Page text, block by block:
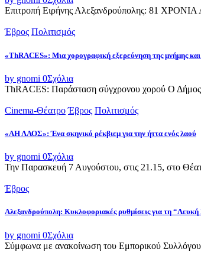
Επιτροπή Ειρήνης Αλεξανδρούπολης: 81
Έβρος Πολιτισμός
«ThRACES»: Μια χορογραφική εξερεύνηση της μνήμης
by gnomi 0Σχόλια
ThRACES: Παράσταση σύγχρονου χορού Ο Δήμος
Cinema-Θέατρο Έβρος Πολιτισμός
«ΑΗ ΛΑΟΣ»: Ένα σκηνικό ρέκβιεμ για την ήττα ενός λαού
by gnomi 0Σχόλια
Την Παρασκευή 7 Αυγούστου, στις 21.15, στο
Έβρος
Αλεξανδρούπολη: Κυκλοφοριακές ρυθμίσεις για τη
by gnomi 0Σχόλια
Σύμφωνα με ανακοίνωση του Εμπορικού